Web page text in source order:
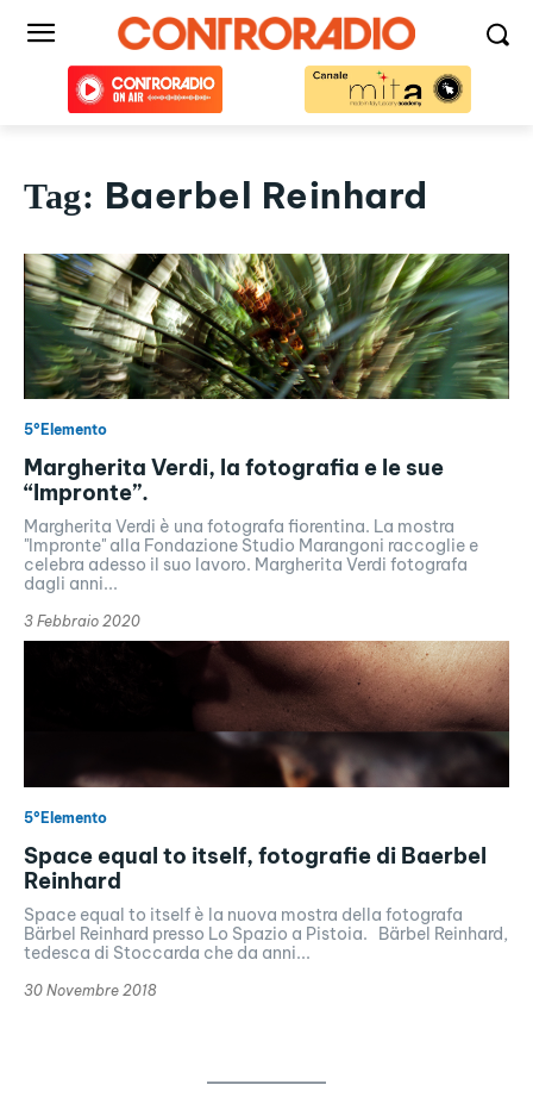
Tag: Baerbel Reinhard
5°Elemento
Margherita Verdi, la fotografia e le sue
“Impronte”.
Margherita Verdi è una fotografa fiorentina. La mostra
"Impronte" alla Fondazione Studio Marangoni raccoglie e
celebra adesso il suo lavoro. Margherita Verdi fotografa
dagli anni...
3 Febbraio 2020
5°Elemento
Space equal to itself, fotografie di Baerbel
Reinhard
Space equal to itself è la nuova mostra della fotografa
Bärbel Reinhard presso Lo Spazio a Pistoia. Bärbel Reinhard,
tedesca di Stoccarda che da anni...
30 Novembre 2018